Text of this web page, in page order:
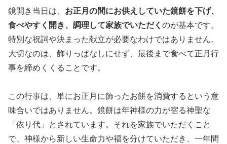
鏡開き当日は、 お正月の間にお供えしていた鏡餅を下げ、
食べやすく開き、調理して家族でいただく のが基本です。
特別な祝詞や決まった献立が必要なわけではありません。
大切なのは、飾りっぱなしにせず、最後まで食べて正月行
事を締めくくることです。
この行事は、単にお正月に飾ったお餅を消費するという意
味合いではありません。鏡餅は年神様の力が宿る神聖な
「依り代」とされています。それを家族でいただくこと
で、 神様から新しい生命力や福を分けていただき、一年間